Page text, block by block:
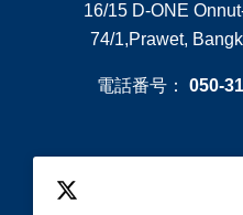
16/15 D-ONE
74/1,Prawet,
電話番号： 050-